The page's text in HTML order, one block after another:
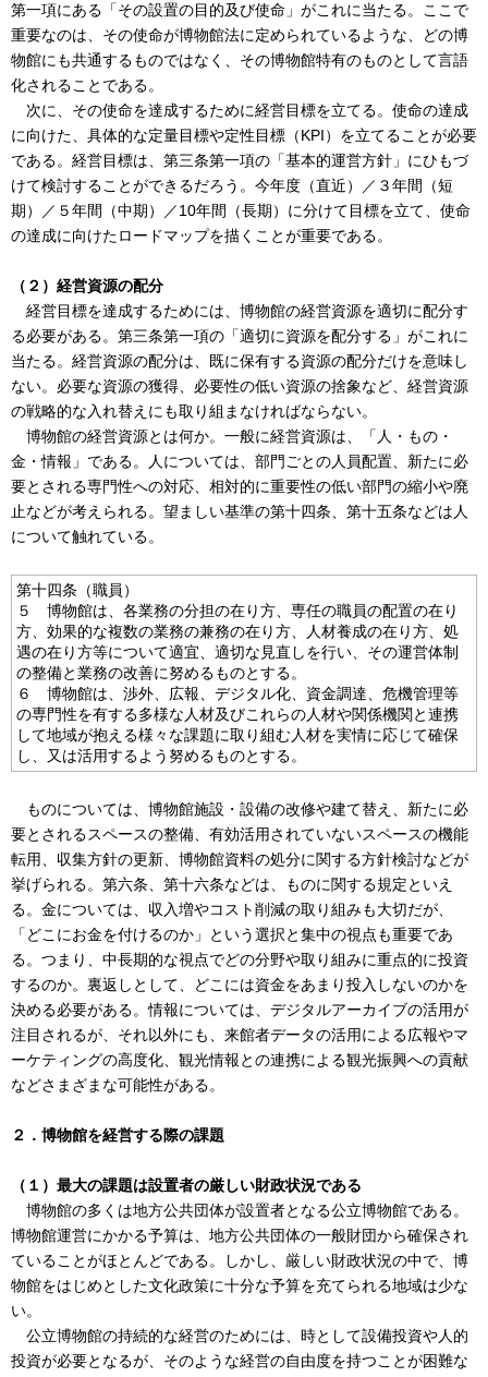
第一項にある「その設置の目的及び使命」がこれに当たる。ここで
重要なのは、その使命が博物館法に定められているような、どの博
物館にも共通するものではなく、その博物館特有のものとして言語
化されることである。
次に、その使命を達成するために経営目標を立てる。使命の達成
に向けた、具体的な定量目標や定性目標（KPI）を立てることが必要
である。経営目標は、第三条第一項の「基本的運営方針」にひもづ
けて検討することができるだろう。今年度（直近）／３年間（短
期）／５年間（中期）／10年間（長期）に分けて目標を立て、使命
の達成に向けたロードマップを描くことが重要である。
（２）経営資源の配分
経営目標を達成するためには、博物館の経営資源を適切に配分す
る必要がある。第三条第一項の「適切に資源を配分する」がこれに
当たる。経営資源の配分は、既に保有する資源の配分だけを意味し
ない。必要な資源の獲得、必要性の低い資源の捨象など、経営資源
の戦略的な入れ替えにも取り組まなければならない。
博物館の経営資源とは何か。一般に経営資源は、「人・もの・
金・情報」である。人については、部門ごとの人員配置、新たに必
要とされる専門性への対応、相対的に重要性の低い部門の縮小や廃
止などが考えられる。望ましい基準の第十四条、第十五条などは人
について触れている。
第十四条（職員）
５ 博物館は、各業務の分担の在り方、専任の職員の配置の在り
方、効果的な複数の業務の兼務の在り方、人材養成の在り方、処
遇の在り方等について適宜、適切な見直しを行い、その運営体制
の整備と業務の改善に努めるものとする。
６ 博物館は、渉外、広報、デジタル化、資金調達、危機管理等
の専門性を有する多様な人材及びこれらの人材や関係機関と連携
して地域が抱える様々な課題に取り組む人材を実情に応じて確保
し、又は活用するよう努めるものとする。
ものについては、博物館施設・設備の改修や建て替え、新たに必
要とされるスペースの整備、有効活用されていないスペースの機能
転用、収集方針の更新、博物館資料の処分に関する方針検討などが
挙げられる。第六条、第十六条などは、ものに関する規定といえ
る。金については、収入増やコスト削減の取り組みも大切だが、
「どこにお金を付けるのか」という選択と集中の視点も重要であ
る。つまり、中長期的な視点でどの分野や取り組みに重点的に投資
するのか。裏返しとして、どこには資金をあまり投入しないのかを
決める必要がある。情報については、デジタルアーカイブの活用が
注目されるが、それ以外にも、来館者データの活用による広報やマ
ーケティングの高度化、観光情報との連携による観光振興への貢献
などさまざまな可能性がある。
２．博物館を経営する際の課題
（１）最大の課題は設置者の厳しい財政状況である
博物館の多くは地方公共団体が設置者となる公立博物館である。
博物館運営にかかる予算は、地方公共団体の一般財団から確保され
ていることがほとんどである。しかし、厳しい財政状況の中で、博
物館をはじめとした文化政策に十分な予算を充てられる地域は少な
い。
公立博物館の持続的な経営のためには、時として設備投資や人的
投資が必要となるが、そのような経営の自由度を持つことが困難な